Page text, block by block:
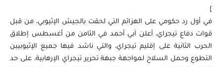
في أول رد حكومي على الهزائم التي لحقت بالجيش الإثيوبي، من قبل
قوات دفاع تيجراي، أعلن آبي أحمد في الثامن من أغسطس إطلاق
الحرب الثانية على إقليم تيجراي، والتي ناشد فيها جميع الإثيوبيين
التطوع وحمل السلاح لمواجهة جبهة تحرير تيجراي الإرهابية، على حد